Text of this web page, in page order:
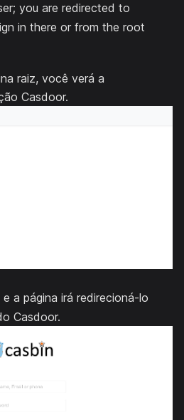
you are redirected to
in there or from the root
raiz, você verá a
Casdoor.
e a página irá redirecioná-lo
Casdoor.